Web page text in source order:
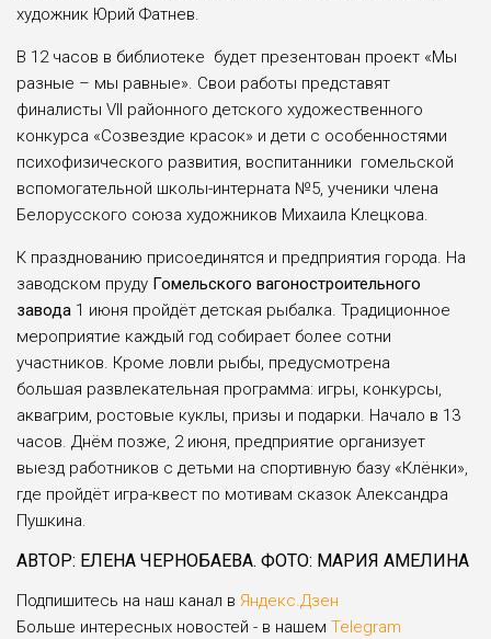
художник Юрий Фатнев.
В 12 часов в библиотеке будет презентован проект «Мы
разные – мы равные». Свои работы представят
финалисты VII районного детского художественного
конкурса «Созвездие красок» и дети с особенностями
психофизического развития, воспитанники гомельской
вспомогательной школы-интерната №5, ученики члена
Белорусского союза художников Михаила Клецкова.
К празднованию присоединятся и предприятия города. На
заводском пруду Гомельского вагоностроительного
завода 1 июня пройдёт детская рыбалка. Традиционное
мероприятие каждый год собирает более сотни
участников. Кроме ловли рыбы, предусмотрена
большая развлекательная программа: игры, конкурсы,
аквагрим, ростовые куклы, призы и подарки. Начало в 13
часов. Днём позже, 2 июня, предприятие организует
выезд работников с детьми на спортивную базу «Клёнки»,
где пройдёт игра-квест по мотивам сказок Александра
Пушкина.
АВТОР: ЕЛЕНА ЧЕРНОБАЕВА. ФОТО: МАРИЯ АМЕЛИНА
Подпишитесь на наш канал в Яндекс.Дзен
Больше интересных новостей - в нашем Telegram